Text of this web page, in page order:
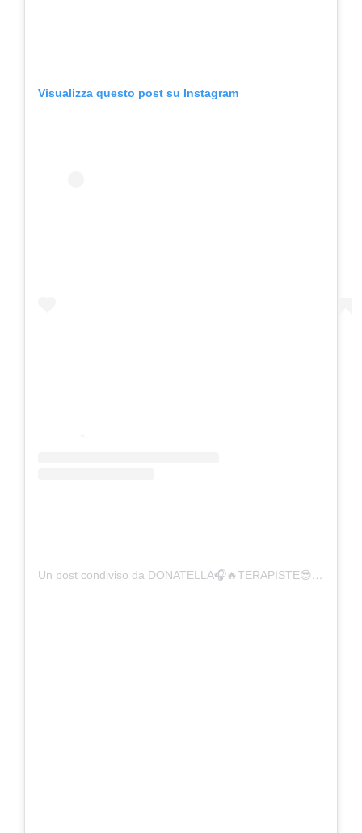
Visualizza questo post su Instagram
Un post condiviso da DONATELLA🎧🔥TERAPISTE😎• (@ledonatellaofficial)